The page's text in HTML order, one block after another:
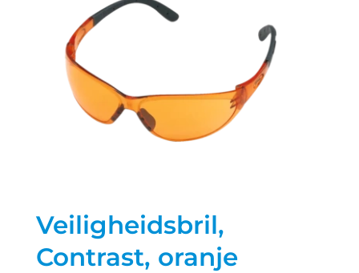
Veiligheidsbril,
Contrast, oranje